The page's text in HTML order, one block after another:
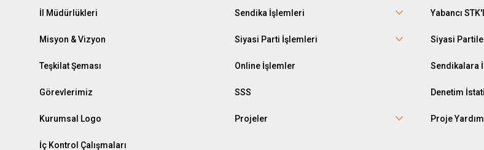
İl Müdürlükleri
Misyon & Vizyon
Teşkilat Şeması
Görevlerimiz
Kurumsal Logo
İç Kontrol Çalışmaları
Sendika İşlemleri
Siyasi Parti İşlemleri
Online İşlemler
SSS
Projeler
Yabancı
Siyasi
Sendikalara
Denetim
Proje